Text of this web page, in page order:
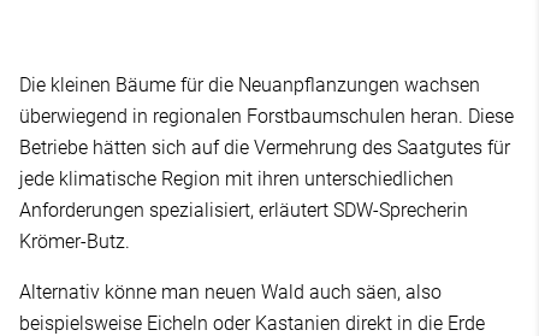
Die kleinen Bäume für die Neuanpflanzungen wachsen
überwiegend in regionalen Forstbaumschulen heran. Diese
Betriebe hätten sich auf die Vermehrung des Saatgutes für
jede klimatische Region mit ihren unterschiedlichen
Anforderungen spezialisiert, erläutert SDW-Sprecherin
Krömer-Butz.
Alternativ könne man neuen Wald auch säen, also
beispielsweise Eicheln oder Kastanien direkt in die Erde